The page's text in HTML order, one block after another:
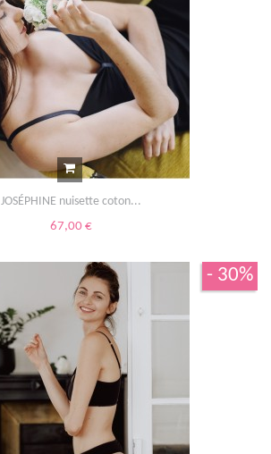
JOSÉPHINE nuisette coton...
67,00 €
- 30%